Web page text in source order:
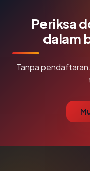
Periksa
dalam
Tanpa